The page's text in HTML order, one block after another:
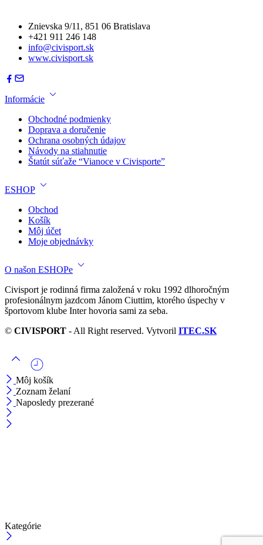
Znievska 9/11, 851 06 Bratislava
+421 911 246 148
info@civisport.sk
www.civisport.sk
Informácie
Obchodné podmienky
Doprava a doručenie
Ochrana osobných údajov
Návody na stiahnutie
Štatút súťaže “Vianoce v Civisporte”
ESHOP
Obchod
Košík
Môj účet
Moje objednávky
O našon ESHOPe
Civisport je rodinná firma založená v roku 1992 dlhoročným
profesionálnym jazdcom Jánom Ciuttim, ktorého úspechy v
športovom klube Inter hovoria sami za seba.
© CIVISPORT - All Right reserved. Vytvoril ITEC.SK
Môj košík
Zoznam želaní
Naposledy prezerané
Kategórie